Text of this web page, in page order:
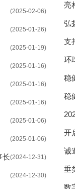
(2025-02-06)
(2025-01-26)
(2025-01-19)
(2025-01-16)
(2025-01-16)
(2025-01-16)
(2025-01-06)
(2025-01-06)
(2024-12-31)
长
(2024-12-30)
亮
手
弘
支
环
稳
稳
开
诚
垂
数